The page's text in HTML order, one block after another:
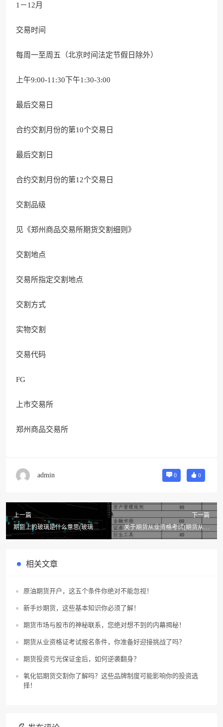
1－12月
交易时间
每周一至周五（北京时间法定节假日除外）
上午9:00-11:30下午1:30-3:00
最后交易日
合约交割月份的第10个交易日
最后交割日
合约交割月份的第12个交易日
交割品级
见《郑州商品交易所期货交割细则》
交割地点
交易所指定交割地点
交割方式
实物交割
交易代码
FG
上市交易所
郑州商品交易所
admin 0 0
上一篇
期货上的玻璃是什么意思(玻璃期
货的玻璃特性)
下一篇
关于期货从业资格考试(期货从业
资格考试是什么意思)
相关文章
原油期货开户，这五个条件你绝对不能忽视！
新手炒期货，这些基本知识你必须了解！
期货市场与股市的神秘联系，您绝对想不到的内幕揭秘！
期货从业资格证考试报名条件，你准备好迎接挑战了吗？
期货投资亏光保证金后，如何逆袭翻身？
氧化铝期货交割你了解吗？这些品牌制度可能影响你的投资选
择！